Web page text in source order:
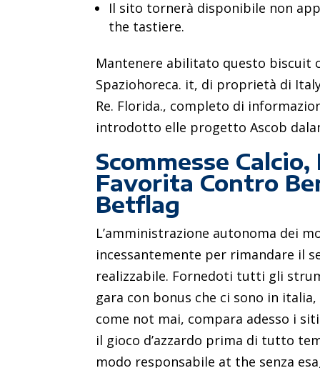
Il sito tornerà disponibile non
the tastiere.
Mantenere abilitato questo biscuit
Spaziohoreca. it, di proprietà di
Re. Florida., completo di
introdotto elle progetto Ascob
Scommesse
Favorita Contro
Betflag
L’amministrazione autonoma dei
incessantemente per rimandare il
realizzabile. Fornedoti tutti gli
gara con bonus che ci sono in
come not mai, compara adesso i
il gioco d’azzardo prima di tutto
modo responsabile at the senza